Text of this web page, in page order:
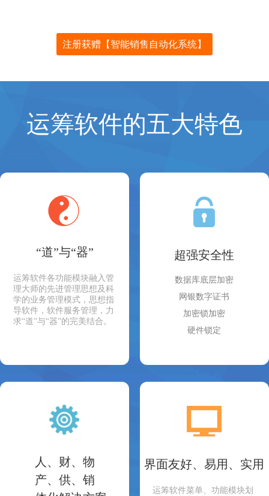
注册获赠【智能销售自动化系统】
运筹软件的五大特色
“道”与“器”
运筹软件各功能模块融入管
理大师的先进管理思想及科
学的业务管理模式，思想指
导软件，软件服务管理，力
求“道”与“器”的完美结合。
超强安全性
数据库底层加密
网银数字证书
加密锁加密
硬件锁定
人、财、物
产、供、销
界面友好、易用、实用
运筹软件菜单、功能模块划